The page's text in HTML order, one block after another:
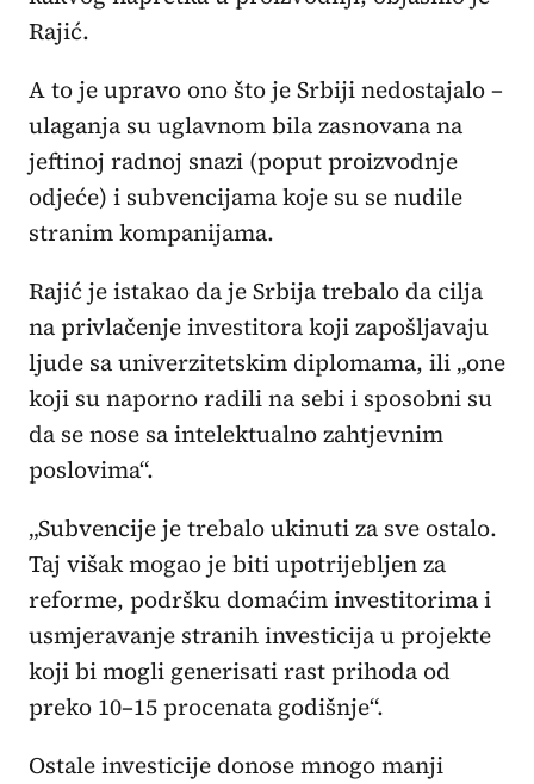
Rajić.
A to je upravo ono što je Srbiji nedostajalo –
ulaganja su uglavnom bila zasnovana na
jeftinoj radnoj snazi (poput proizvodnje
odjeće) i subvencijama koje su se nudile
stranim kompanijama.
Rajić je istakao da je Srbija trebalo da cilja
na privlačenje investitora koji zapošljavaju
ljude sa univerzitetskim diplomama, ili „one
koji su naporno radili na sebi i sposobni su
da se nose sa intelektualno zahtjevnim
poslovima“.
„Subvencije je trebalo ukinuti za sve ostalo.
Taj višak mogao je biti upotrijebljen za
reforme, podršku domaćim investitorima i
usmjeravanje stranih investicija u projekte
koji bi mogli generisati rast prihoda od
preko 10–15 procenata godišnje“.
Ostale investicije donose mnogo manji